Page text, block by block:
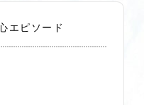
エピソード